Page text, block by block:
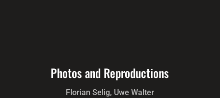
Photos and Reproductions
Florian Selig, Uwe Walter